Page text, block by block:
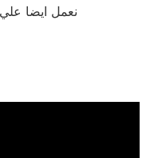
نعمل ايضا علي